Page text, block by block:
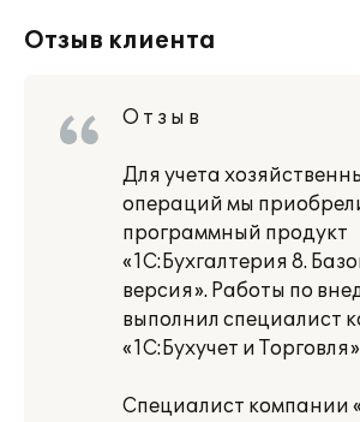
Отзыв клиента
О т з ы в
Для учета
операций мы
программный продукт
«1С:Бухгалтерия 8.
версия». Работы по
выполнил специалист
«1С:Бухучет и
Специалист компании